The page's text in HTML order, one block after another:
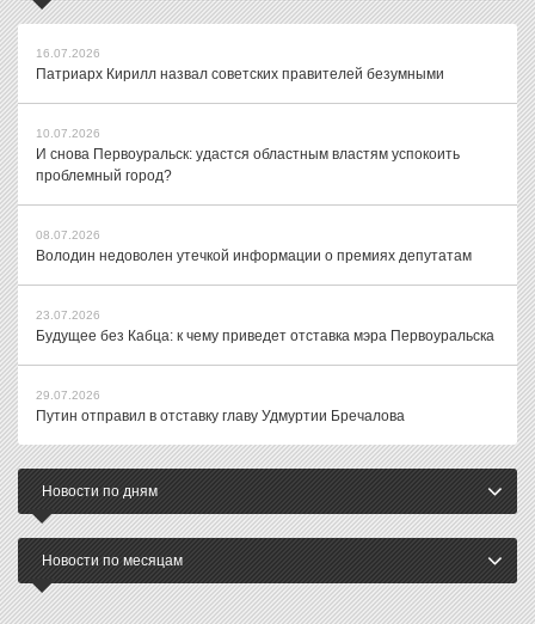
16.07.2026
Патриарх Кирилл назвал советских правителей безумными
10.07.2026
И снова Первоуральск: удастся областным властям успокоить
проблемный город?
08.07.2026
Володин недоволен утечкой информации о премиях депутатам
23.07.2026
Будущее без Кабца: к чему приведет отставка мэра Первоуральска
29.07.2026
Путин отправил в отставку главу Удмуртии Бречалова
Новости по дням
Новости по месяцам